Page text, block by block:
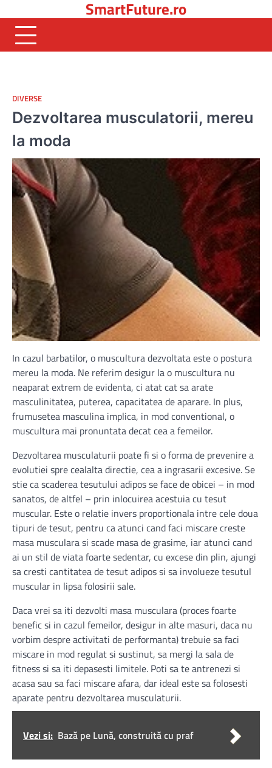
to
content
SmartFuture.ro
DIVERSE
Dezvoltarea musculatorii, mereu
la moda
In cazul barbatilor, o muscultura dezvoltata este o postura
mereu la moda. Ne referim desigur la o muscultura nu
neaparat extrem de evidenta, ci atat cat sa arate
masculinitatea, puterea, capacitatea de aparare. In plus,
frumusetea masculina implica, in mod conventional, o
muscultura mai pronuntata decat cea a femeilor.
Dezvoltarea musculaturii poate fi si o forma de prevenire a
evolutiei spre cealalta directie, cea a ingrasarii excesive. Se
stie ca scaderea tesutului adipos se face de obicei – in mod
sanatos, de altfel – prin inlocuirea acestuia cu tesut
muscular. Este o relatie invers proportionala intre cele doua
tipuri de tesut, pentru ca atunci cand faci miscare creste
masa musculara si scade masa de grasime, iar atunci cand
ai un stil de viata foarte sedentar, cu excese din plin, ajungi
sa cresti cantitatea de tesut adipos si sa involueze tesutul
muscular in lipsa folosirii sale.
Daca vrei sa iti dezvolti masa musculara (proces foarte
benefic si in cazul femeilor, desigur in alte masuri, daca nu
vorbim despre activitati de performanta) trebuie sa faci
miscare in mod regulat si sustinut, sa mergi la sala de
fitness si sa iti depasesti limitele. Poti sa te antrenezi si
acasa sau sa faci miscare afara, dar ideal este sa folosesti
aparate pentru dezvoltarea musculaturii.
Vezi si: Bază pe Lună, construită cu praf